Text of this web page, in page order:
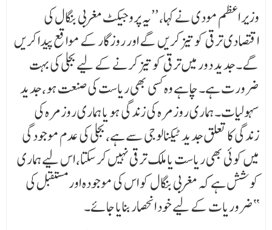
وزیر اعظم مودی نے کہا، ’’یہ پروجیکٹ مغربی بنگال کی
اقتصادی ترقی کو تیز کریں گے اور روزگار کے مواقع پیدا کریں
گے۔ جدید دور میں ترقی کو تیز کرنے کے لیے بجلی کی بہت
ضرورت ہے۔ چاہے وہ کسی بھی ریاست کی صنعت ہو، جدید
سہولیات۔ ہماری روزمرہ کی زندگی ہو یا ہماری روزمرہ کی
زندگی کا تعلق جدید ٹیکنالوجی سے ہے، بجلی کی عدم موجودگی
میں کوئی بھی ریاست یا ملک ترقی نہیں کر سکتا، اس لیے ہماری
کوشش ہے کہ مغربی بنگال کو اس کی موجودہ اور مستقبل کی
ضروریات کے لیے خود انحصار بنایا جائے۔‘‘